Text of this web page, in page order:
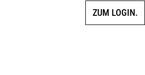
ZUM LOGIN.